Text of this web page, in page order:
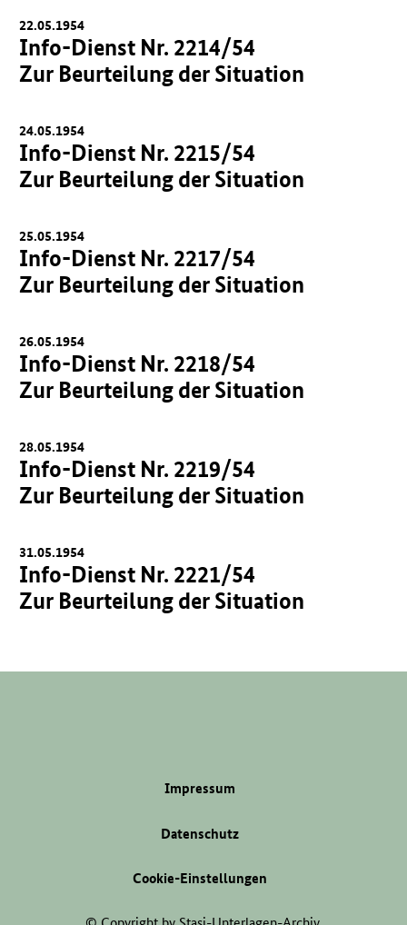
22.05.1954
Info-Dienst Nr. 2214/54
Zur Beurteilung der Situation
24.05.1954
Info-Dienst Nr. 2215/54
Zur Beurteilung der Situation
25.05.1954
Info-Dienst Nr. 2217/54
Zur Beurteilung der Situation
26.05.1954
Info-Dienst Nr. 2218/54
Zur Beurteilung der Situation
28.05.1954
Info-Dienst Nr. 2219/54
Zur Beurteilung der Situation
31.05.1954
Info-Dienst Nr. 2221/54
Zur Beurteilung der Situation
Impressum
Datenschutz
Cookie-Einstellungen